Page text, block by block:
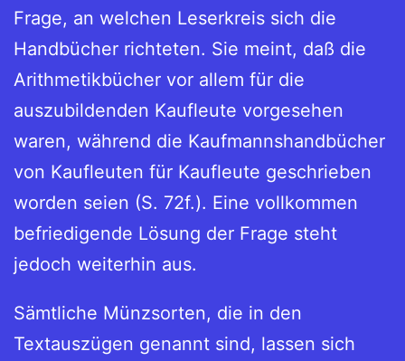
Frage, an welchen Leserkreis sich die
Handbücher richteten. Sie meint, daß die
Arithmetikbücher vor allem für die
auszubildenden Kaufleute vorgesehen
waren, während die Kaufmannshandbücher
von Kaufleuten für Kaufleute geschrieben
worden seien (S. 72f.). Eine vollkommen
befriedigende Lösung der Frage steht
jedoch weiterhin aus.
Sämtliche Münzsorten, die in den
Textauszügen genannt sind, lassen sich